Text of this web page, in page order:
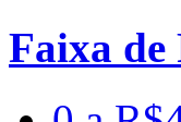
Faixa de